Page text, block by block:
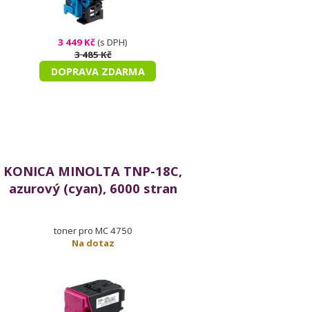
3 449 Kč(s DPH)
3 485 Kč
DOPRAVA ZDARMA
KONICA MINOLTA TNP-18C,
azurový (cyan), 6000 stran
toner pro MC 4750
Na dotaz